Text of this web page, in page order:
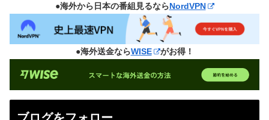
●海外から日本の番組見るならNordVPN
●海外送金ならWISE がお得！